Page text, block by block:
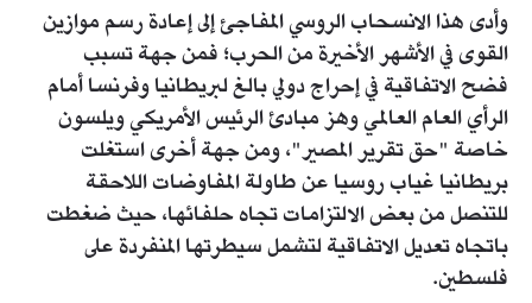
وأدى هذا الانسحاب الروسي المفاجئ إلى إعادة رسم موازين
القوى في الأشهر الأخيرة من الحرب؛ فمن جهة تسبب
فضح الاتفاقية في إحراج دولي بالغ لبريطانيا وفرنسا أمام
الرأي العام العالمي وهز مبادئ الرئيس الأمريكي ويلسون
خاصة "حق تقرير المصير"، ومن جهة أخرى استغلت
بريطانيا غياب روسيا عن طاولة المفاوضات اللاحقة
للتنصل من بعض الالتزامات تجاه حلفائها، حيث ضغطت
باتجاه تعديل الاتفاقية لتشمل سيطرتها المنفردة على
فلسطين.